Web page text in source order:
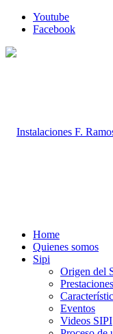
Youtube
Facebook
Home
Quienes somos
Sipi
Origen del
Eventos
Videos SIPI